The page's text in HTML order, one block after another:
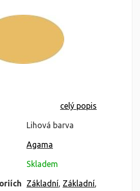
celý popis
Lihová barva
Agama
Skladem
Základní, Základní,